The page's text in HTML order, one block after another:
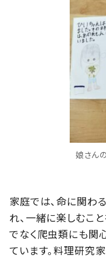
娘さん
家庭では、命に関わ
れ、一緒に楽しむこ
でなく爬虫類にも関
ています。料理研究